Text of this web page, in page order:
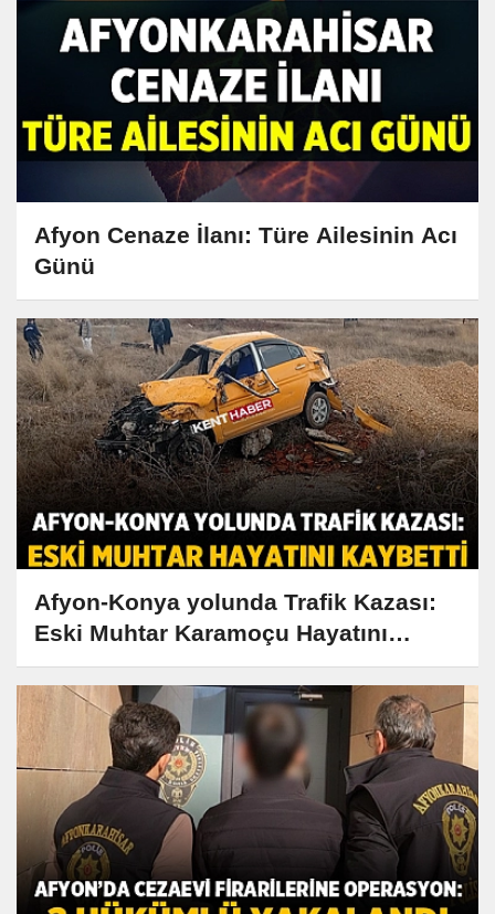
Afyon Cenaze İlanı: Türe Ailesinin Acı
Günü
Afyon-Konya yolunda Trafik Kazası:
Eski Muhtar Karamoçu Hayatını
Kaybetti